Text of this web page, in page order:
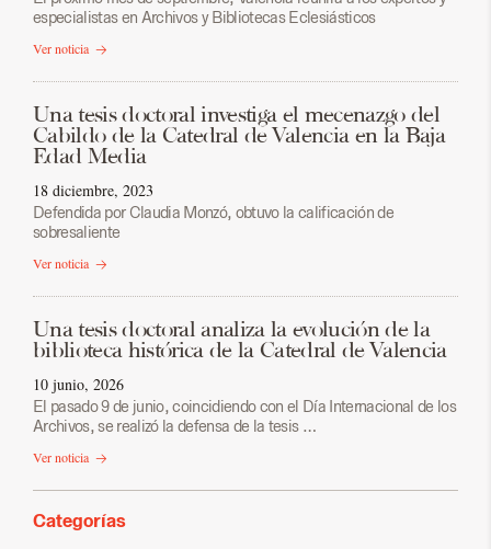
especialistas en Archivos y Bibliotecas Eclesiásticos
Ver noticia
Una tesis doctoral investiga el mecenazgo del
Cabildo de la Catedral de Valencia en la Baja
Edad Media
18 diciembre, 2023
Defendida por Claudia Monzó, obtuvo la calificación de
sobresaliente
Ver noticia
Una tesis doctoral analiza la evolución de la
biblioteca histórica de la Catedral de Valencia
10 junio, 2026
El pasado 9 de junio, coincidiendo con el Día Internacional de los
Archivos, se realizó la defensa de la tesis …
Ver noticia
Categorías